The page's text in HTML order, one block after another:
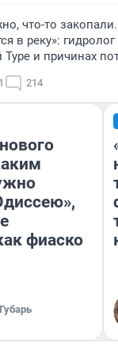
что-то
в реку»:
и причинах
214
фиаско